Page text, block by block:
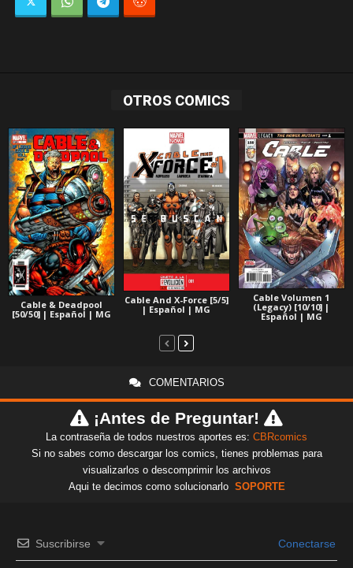
OTROS COMICS
Cable & Deadpool
[50/50] | Español | MG
Cable And X-Force [5/5]
| Español | MG
Cable Volumen 1
(Legacy) [10/10] |
Español | MG
COMENTARIOS
¡Antes de Preguntar!
La contraseña de todos nuestros aportes es: CBRcomics
Si no sabes como descargar los comics, tienes problemas para
visualizarlos o descomprimir los archivos
Aqui te decimos como solucionarlo SOPORTE
Suscribirse Conectarse